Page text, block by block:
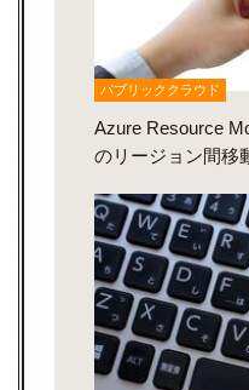
パブリッククラウド
Azure Resource
のリージョン間移